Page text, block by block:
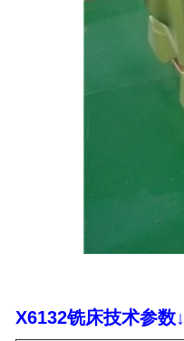
X6132铣床技术参数↓